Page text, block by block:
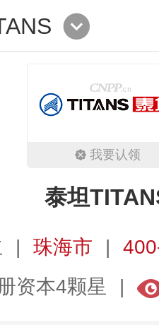
我要认领
泰坦
珠海市
资本4颗星